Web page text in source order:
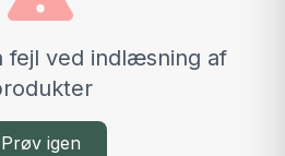
fejl ved indlæsning af
Prøv igen